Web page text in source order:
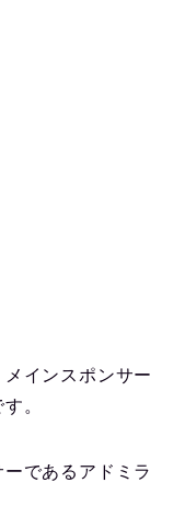
インスポンサー
。
であるアドミラ